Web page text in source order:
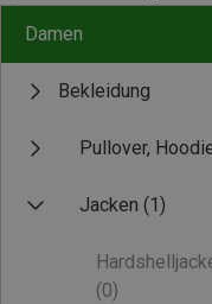
Damen
Bekleidung
Pullover,
Jacken (1)
(0)